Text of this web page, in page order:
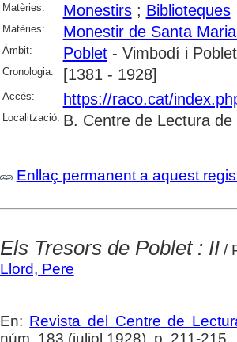
Matèries: Monestirs; Biblioteques
Matèries: Monestir de Santa
Àmbit: Poblet- Vimbodí i Poblet
Cronologia: [1381 - 1928]
Accés: https://raco.cat/
Localització: B. Centre de Lectura de
Enllaç permanent a aquest
Els Tresors de Poblet : II/
Llord, Pere
En: Revista del Centre de
núm. 183 (juliol 1928), p. 211-215